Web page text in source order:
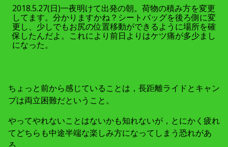
2018.5.27(日)一夜明けて出発の朝。荷物の積み方を変更
してます。分かりますかね？シートバッグを後ろ側に変
更し、少しでもお尻の位置移動ができるように場所を確
保したんだよ。これにより前日よりはケツ痛が多少まし
になった。
ちょっと前から感じていることは，長距離ライドとキャン
プは両立困難だということ。
やってやれないことはないかも知れないが，とにかく疲れ
てどちらも中途半端な楽しみ方になってしまう恐れがあ